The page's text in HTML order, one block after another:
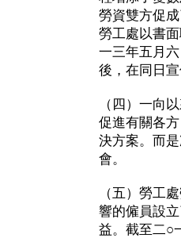
勞資雙方促
勞工處以書
一三年五月
後，在同日
（四）一向
促進有關各
決方案。而
會。
（五）勞工
響的僱員設
益。截至二○